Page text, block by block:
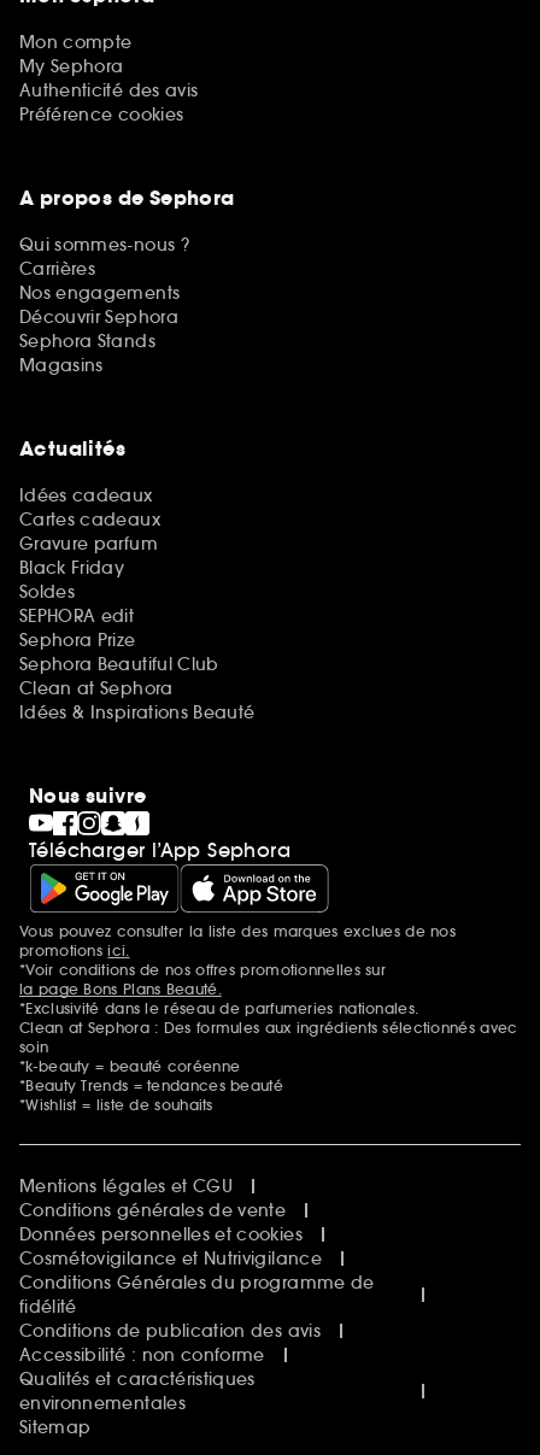
Mon compte
My Sephora
Authenticité des avis
Préférence cookies
A propos de Sephora
Qui sommes-nous ?
Carrières
Nos engagements
Découvrir Sephora
Sephora Stands
Magasins
Actualités
Idées cadeaux
Cartes cadeaux
Gravure parfum
Black Friday
Soldes
SEPHORA edit
Sephora Prize
Sephora Beautiful Club
Clean at Sephora
Idées & Inspirations Beauté
Nous suivre
Télécharger l’App Sephora
Mentions additionnelles
Vous pouvez consulter la liste des marques exclues de nos
promotionsici.
*Voir conditions de nos offres promotionnelles sur
la page Bons Plans Beauté.
*Exclusivité dans le réseau de parfumeries nationales.
Clean at Sephora : Des formules aux ingrédients sélectionnés avec
soin
*k-beauty = beauté coréenne
*Beauty Trends = tendances beauté
*Wishlist = liste de souhaits
Mentions légales et CGU
Conditions générales de vente
Données personnelles et cookies
Cosmétovigilance et Nutrivigilance
Conditions Générales du programme de
fidélité
Conditions de publication des avis
Accessibilité : non conforme
Qualités et caractéristiques
environnementales
Sitemap